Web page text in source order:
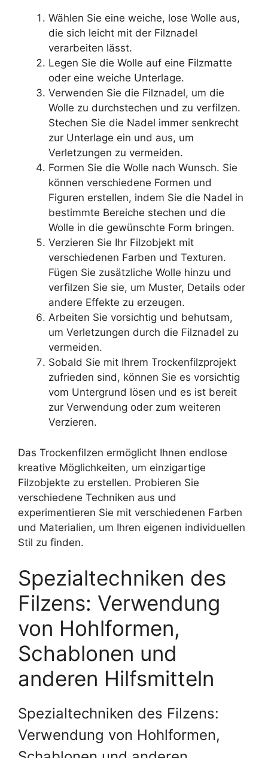
Wählen Sie eine weiche, lose Wolle aus,
die sich leicht mit der Filznadel
verarbeiten lässt.
Legen Sie die Wolle auf eine Filzmatte
oder eine weiche Unterlage.
Verwenden Sie die Filznadel, um die
Wolle zu durchstechen und zu verfilzen.
Stechen Sie die Nadel immer senkrecht
zur Unterlage ein und aus, um
Verletzungen zu vermeiden.
Formen Sie die Wolle nach Wunsch. Sie
können verschiedene Formen und
Figuren erstellen, indem Sie die Nadel in
bestimmte Bereiche stechen und die
Wolle in die gewünschte Form bringen.
Verzieren Sie Ihr Filzobjekt mit
verschiedenen Farben und Texturen.
Fügen Sie zusätzliche Wolle hinzu und
verfilzen Sie sie, um Muster, Details oder
andere Effekte zu erzeugen.
Arbeiten Sie vorsichtig und behutsam,
um Verletzungen durch die Filznadel zu
vermeiden.
Sobald Sie mit Ihrem Trockenfilzprojekt
zufrieden sind, können Sie es vorsichtig
vom Untergrund lösen und es ist bereit
zur Verwendung oder zum weiteren
Verzieren.
Das Trockenfilzen ermöglicht Ihnen endlose
kreative Möglichkeiten, um einzigartige
Filzobjekte zu erstellen. Probieren Sie
verschiedene Techniken aus und
experimentieren Sie mit verschiedenen Farben
und Materialien, um Ihren eigenen individuellen
Stil zu finden.
Spezialtechniken des
Filzens: Verwendung
von Hohlformen,
Schablonen und
anderen Hilfsmitteln
Spezialtechniken des Filzens:
Verwendung von Hohlformen,